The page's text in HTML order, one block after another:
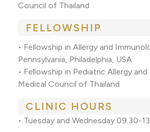
Council of Thailand
FELLOWSHIP
• Fellowship in Allergy and
Pennsylvania, Philadelphia, USA
• Fellowship in Pediatric Allergy
Medical Council of Thailand
CLINIC HOURS
• Tuesday and Wednesday 09.30-